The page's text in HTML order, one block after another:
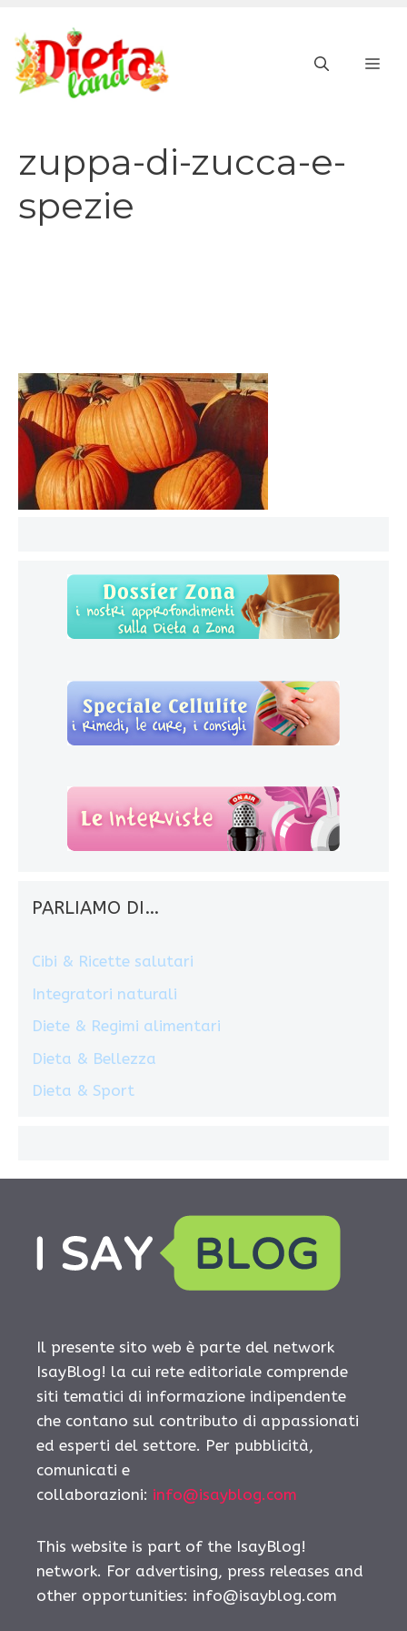
contenuto
zuppa-di-zucca-e-
spezie
PARLIAMO DI…
Cibi & Ricette salutari
Integratori naturali
Diete & Regimi alimentari
Dieta & Bellezza
Dieta & Sport
Il presente sito web è parte del network
IsayBlog! la cui rete editoriale comprende
siti tematici di informazione indipendente
che contano sul contributo di appassionati
ed esperti del settore. Per pubblicità,
comunicati e
collaborazioni: info@isayblog.com
This website is part of the IsayBlog!
network. For advertising, press releases and
other opportunities: info@isayblog.com